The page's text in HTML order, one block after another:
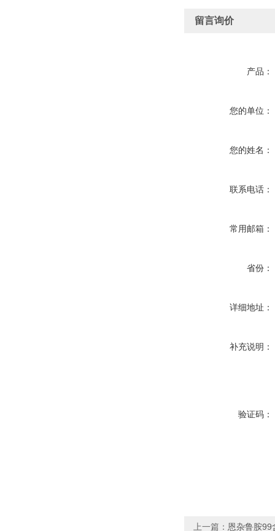
留言询价
产品：
您的单位：
您的姓名：
联系电话：
常用邮箱：
省份：
详细地址：
补充说明：
验证码：
上一篇： 恩杂鲁胺99